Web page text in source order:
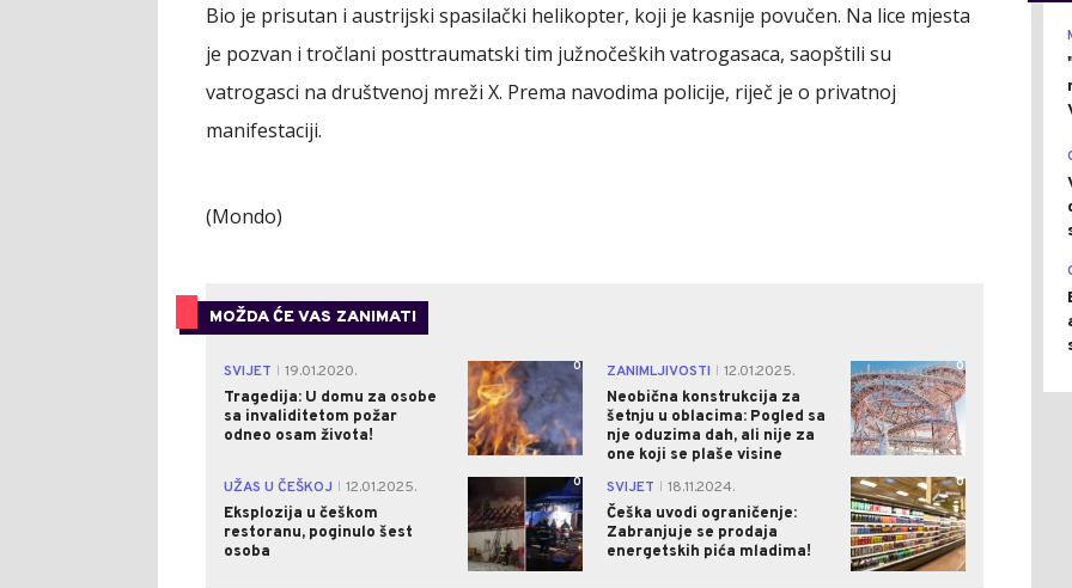
Bio je prisutan i austrijski spasilački helikopter, koji je kasnije povučen. Na lice mjesta
je pozvan i tročlani posttraumatski tim južnočeških vatrogasaca, saopštili su
vatrogasci na društvenoj mreži X. Prema navodima policije, riječ je o privatnoj
manifestaciji.
(Mondo)
MOŽDA ĆE VAS ZANIMATI
SVIJET
19.01.2020.
Tragedija: U domu za osobe
sa invaliditetom požar
odneo osam života!
0 ZANIMLJIVOSTI
12.01.2025.
Neobična konstrukcija za
šetnju u oblacima: Pogled sa
nje oduzima dah, ali nije za
one koji se plaše visine
0
UŽAS U ČEŠKOJ
12.01.2025.
Eksplozija u češkom
restoranu, poginulo šest
osoba
0 SVIJET
18.11.2024.
Češka uvodi ograničenje:
Zabranjuje se prodaja
energetskih pića mladima!
0